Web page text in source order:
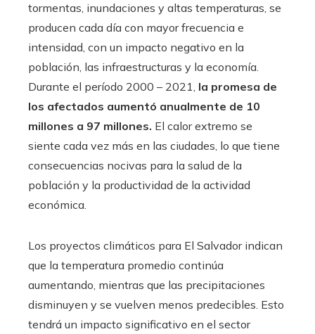
tormentas, inundaciones y altas temperaturas, se
producen cada día con mayor frecuencia e
intensidad, con un impacto negativo en la
población, las infraestructuras y la economía.
Durante el período 2000 – 2021, la promesa de
los afectados aumentó anualmente de 10
millones a 97 millones. El calor extremo se
siente cada vez más en las ciudades, lo que tiene
consecuencias nocivas para la salud de la
población y la productividad de la actividad
económica.
Los proyectos climáticos para El Salvador indican
que la temperatura promedio continúa
aumentando, mientras que las precipitaciones
disminuyen y se vuelven menos predecibles. Esto
tendrá un impacto significativo en el sector